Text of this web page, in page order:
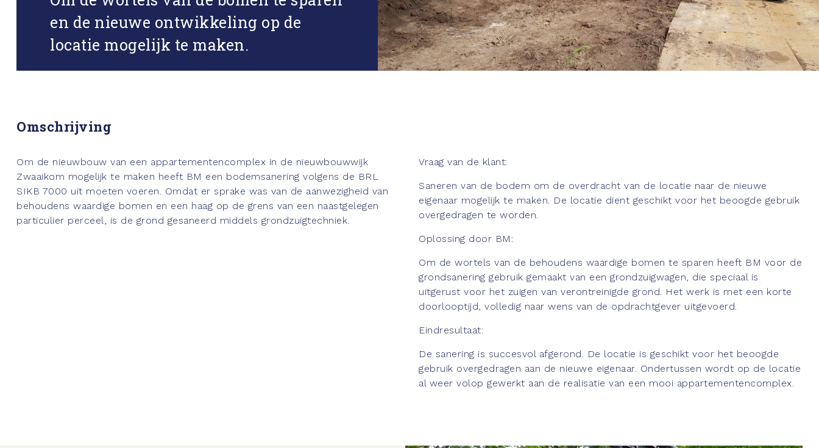
en de nieuwe ontwikkeling op de
locatie mogelijk te maken.
Omschrijving
Om de nieuwbouw van een appartementencomplex in de nieuwbouwwijk
Zwaaikom mogelijk te maken heeft BM een bodemsanering volgens de BRL
SIKB 7000 uit moeten voeren. Omdat er sprake was van de aanwezigheid van
behoudens waardige bomen en een haag op de grens van een naastgelegen
particulier perceel, is de grond gesaneerd middels grondzuigtechniek.
Vraag van de klant:
Saneren van de bodem om de overdracht van de locatie naar de nieuwe
eigenaar mogelijk te maken. De locatie dient geschikt voor het beoogde gebruik
overgedragen te worden.
Oplossing door BM:
Om de wortels van de behoudens waardige bomen te sparen heeft BM voor de
grondsanering gebruik gemaakt van een grondzuigwagen, die speciaal is
uitgerust voor het zuigen van verontreinigde grond. Het werk is met een korte
doorlooptijd, volledig naar wens van de opdrachtgever uitgevoerd.
Eindresultaat:
De sanering is succesvol afgerond. De locatie is geschikt voor het beoogde
gebruik overgedragen aan de nieuwe eigenaar. Ondertussen wordt op de locatie
al weer volop gewerkt aan de realisatie van een mooi appartementencomplex.